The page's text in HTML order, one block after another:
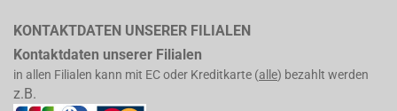
KONTAKTDATEN UNSERER FILIALEN
Kontaktdaten unserer Filialen
in allen Filialen kann mit EC oder Kreditkarte (alle) bezahlt werden
z.B.